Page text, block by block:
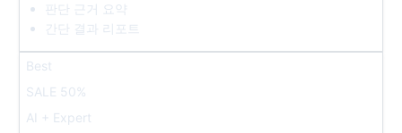
판단 근거 요약
간단 결과 리포트
Best
SALE 50%
AI + Expert